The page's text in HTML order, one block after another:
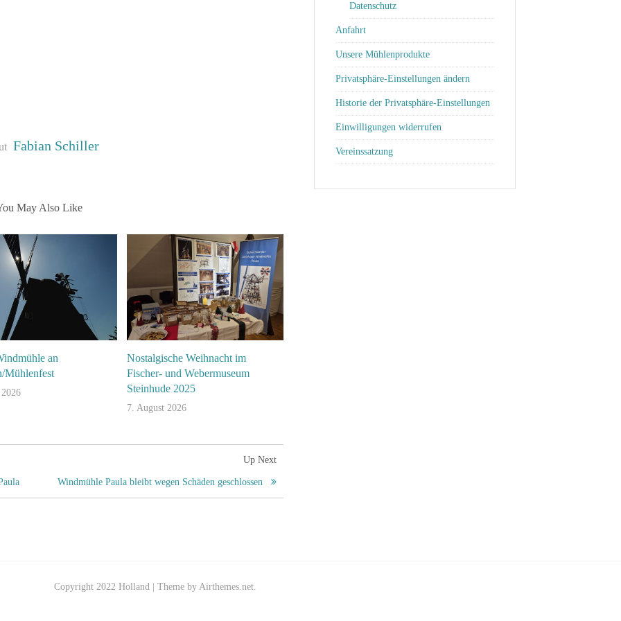
Fabian Schiller
May Also Like
an
Mühlenfest
Nostalgische Weihnacht im
Fischer- und Webermuseum
Steinhude 2025
7. August 2026
Up Next
Windmühle Paula bleibt wegen Schäden geschlossen
Datenschutz
Anfahrt
Unsere Mühlenprodukte
Privatsphäre-Einstellungen ändern
Historie der Privatsphäre-Einstellungen
Einwilligungen widerrufen
Vereinssatzung
Copyright 2022 Holland | Theme by Airthemes.net.